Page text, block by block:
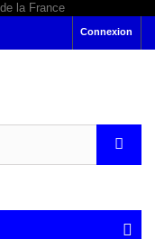
Connexion